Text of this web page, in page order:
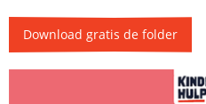
Download gratis de folder